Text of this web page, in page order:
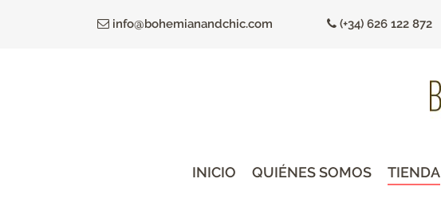
info@bohemianandchic.com (+34) 626 122 872
INICIO QUIÉNES SOMOS TIENDA